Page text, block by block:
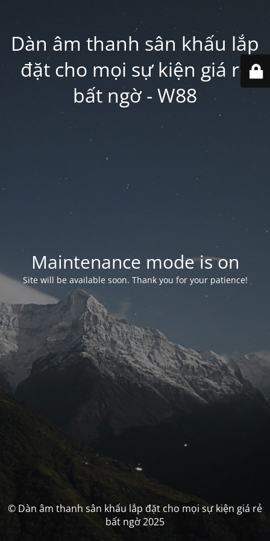
Dàn âm thanh sân khấu lắp
đặt cho mọi sự kiện giá rẻ
bất ngờ - W88
Maintenance mode is on
Site will be available soon. Thank you for your patience!
© Dàn âm thanh sân khấu lắp đặt cho mọi sự kiện giá rẻ
bất ngờ 2025